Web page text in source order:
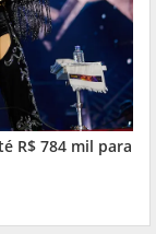
R$ 784 mil para